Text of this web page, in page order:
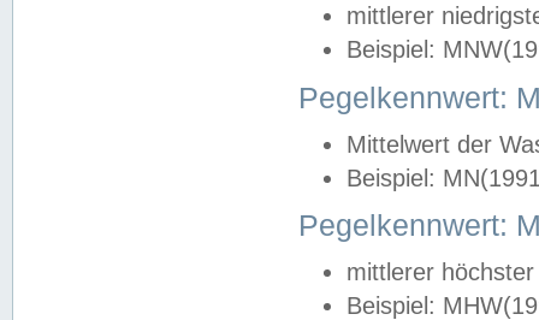
mittlerer
Beispiel:
Pegelkennwert:
Mittelwert der
Beispiel:
Pegelkennwert:
mittlerer
Beispiel: